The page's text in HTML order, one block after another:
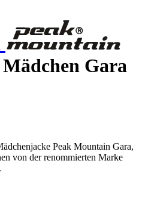
Gara
Peak Mountain Gara,
von der renommierten Marke